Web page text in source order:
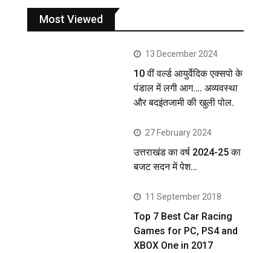
Most Viewed
13 December 2024
10 वीं वर्ल्ड आयुर्वेदिक एक्सपो के
पंडाल में लगी आग…. अव्यवस्था
और बदइंतजामी की खुली पोल.
27 February 2024
उत्तराखंड का वर्ष 2024-25 का
बजट सदन में पेश…
11 September 2018
Top 7 Best Car Racing
Games for PC, PS4 and
XBOX One in 2017